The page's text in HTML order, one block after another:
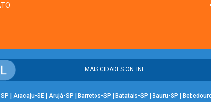
MAIS CIDADES ONLINE
| Aracaju-SE| Arujá-SP | Barretos-SP | Batatais-SP | Bauru-SP |